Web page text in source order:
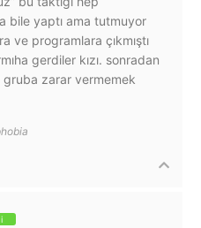
bile yaptı ama tutmuyor
ve programlara çıkmıştı
gerdiler kızı. sonradan
gruba zarar vermemek